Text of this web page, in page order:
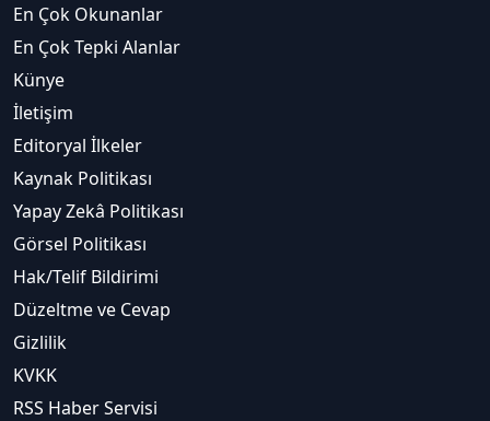
En Çok Okunanlar
En Çok Tepki Alanlar
Künye
İletişim
Editoryal İlkeler
Kaynak Politikası
Yapay Zekâ Politikası
Görsel Politikası
Hak/Telif Bildirimi
Düzeltme ve Cevap
Gizlilik
KVKK
RSS Haber Servisi